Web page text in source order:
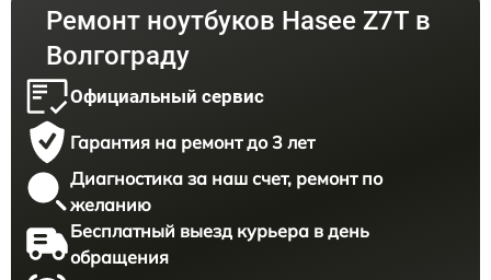
Ремонт ноутбуков Hasee Z7T в
Волгограду
Официальный сервис
Гарантия на ремонт до 3 лет
Диагностика за наш счет, ремонт по
желанию
Бесплатный выезд курьера в день
обращения